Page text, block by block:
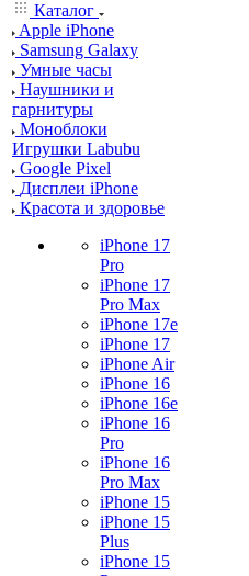
Каталог
Apple iPhone
Samsung Galaxy
Умные часы
Наушники и
гарнитуры
Моноблоки
Игрушки Labubu
Google Pixel
Дисплеи iPhone
Красота и здоровье
iPhone 17
Pro
iPhone 17
Pro Max
iPhone 17e
iPhone 17
iPhone Air
iPhone 16
iPhone 16e
iPhone 16
Pro
iPhone 16
Pro Max
iPhone 15
iPhone 15
Plus
iPhone 15